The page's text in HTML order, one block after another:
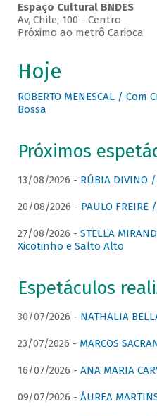
Espaço Cultural BNDES
Av, Chile, 100 - Centro
Próximo ao metrô Carioca
Hoje
ROBERTO MENESCAL /
Bossa
Próximos
13/08/2026 - RÚBIA DIVINO
20/08/2026 - PAULO
27/08/2026 - STELLA
Xicotinho e Salto Alto
Espetáculos
30/07/2026 - NATHALIA
23/07/2026 - MARCOS
16/07/2026 - ANA MARIA
09/07/2026 - ÁUREA